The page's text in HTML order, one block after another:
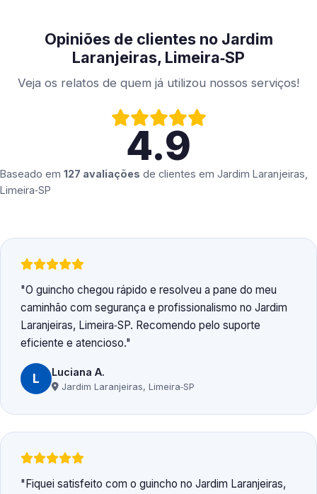
Opiniões de clientes no Jardim
Laranjeiras, Limeira‑SP
Veja os relatos de quem já utilizou nossos serviços!
4.9
Baseado em 127 avaliações de clientes em Jardim Laranjeiras,
Limeira‑SP
O guincho chegou rápido e resolveu a pane do meu
caminhão com segurança e profissionalismo no Jardim
Laranjeiras, Limeira‑SP. Recomendo pelo suporte
eficiente e atencioso.
L Luciana A.
Jardim Laranjeiras, Limeira‑SP
Fiquei satisfeito com o guincho no Jardim Laranjeiras,